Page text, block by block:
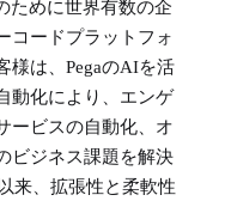
ために世界有数の企
コードプラットフォ
様は、PegaのAIを活
動化により、エンゲ
ービスの自動化、オ
ビジネス課題を解決
来、拡張性と柔軟性